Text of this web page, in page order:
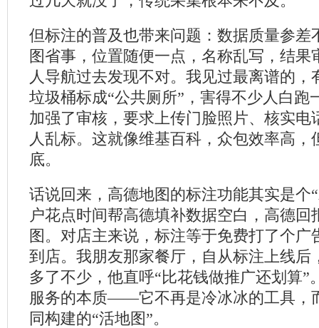
但标注的普及也带来问题：数据质量参差
图省事，位置随便一点，名称乱写，结果
人导航过去发现不对。我见过最离谱的，
垃圾桶标成“公共厕所”，害得不少人白跑
加强了审核，要求上传门脸照片、核实电
人乱标。这就像维基百科，众包效率高，
底。
话说回来，高德地图的标注功能其实是个
户花点时间帮高德填补数据空白，高德回
图。对店主来说，标注等于免费打了个广
到店。我朋友那家餐厅，自从标注上线后
多了不少，他直呼“比花钱做推广还划算”
服务的本质——它不再是冷冰冰的工具，
同构建的“活地图”。